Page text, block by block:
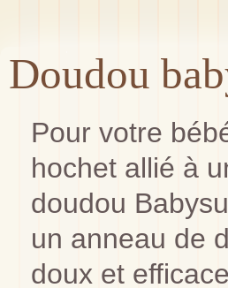
Doudou
Pour votre
hochet allié à
doudou
un anneau de
doux et